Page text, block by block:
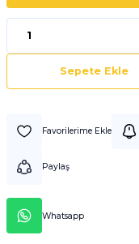
Sepete Ekle
Paylaş
Whatsapp